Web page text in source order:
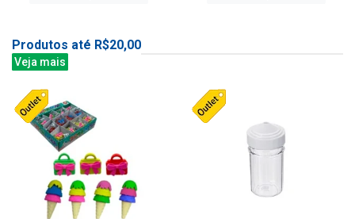
Produtos até R$20,00
Veja mais